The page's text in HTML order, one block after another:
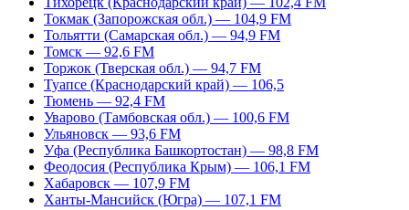
Токмак (Запорожская обл.) — 104,9 FM
Тольятти (Самарская обл.) — 94,9 FM
Томск — 92,6 FM
Торжок (Тверская обл.) — 94,7 FM
Туапсе (Краснодарский край) — 106,5
Тюмень — 92,4 FM
Уварово (Тамбовская обл.) — 100,6 FM
Ульяновск — 93,6 FM
Уфа (Республика Башкортостан) — 98,8 FM
Феодосия (Республика Крым) — 106,1 FM
Хабаровск — 107,9 FM
Ханты-Мансийск (Югра) — 107,1 FM